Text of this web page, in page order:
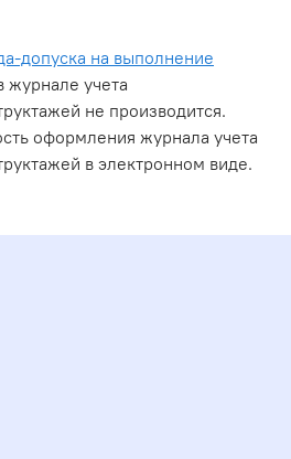
допуска на выполнение
журнале учета
не производится.
оформления журнала учета
в электронном виде.